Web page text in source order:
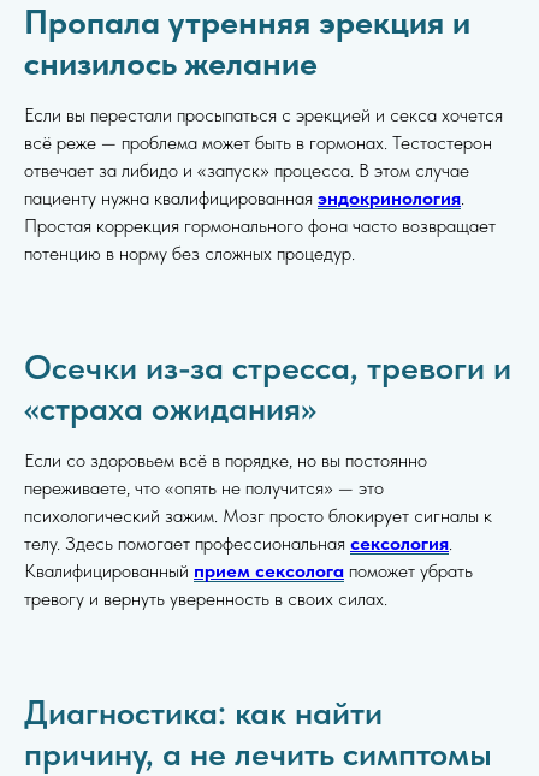
Пропала утренняя эрекция и
снизилось желание
Если вы перестали просыпаться с эрекцией и секса хочется
всё реже — проблема может быть в гормонах. Тестостерон
отвечает за либидо и «запуск» процесса. В этом случае
пациенту нужна квалифицированная эндокринология.
Простая коррекция гормонального фона часто возвращает
потенцию в норму без сложных процедур.
Осечки из-за стресса, тревоги и
«страха ожидания»
Если со здоровьем всё в порядке, но вы постоянно
переживаете, что «опять не получится» — это
психологический зажим. Мозг просто блокирует сигналы к
телу. Здесь помогает профессиональная сексология.
Квалифицированный прием сексолога поможет убрать
тревогу и вернуть уверенность в своих силах.
Диагностика: как найти
причину, а не лечить симптомы